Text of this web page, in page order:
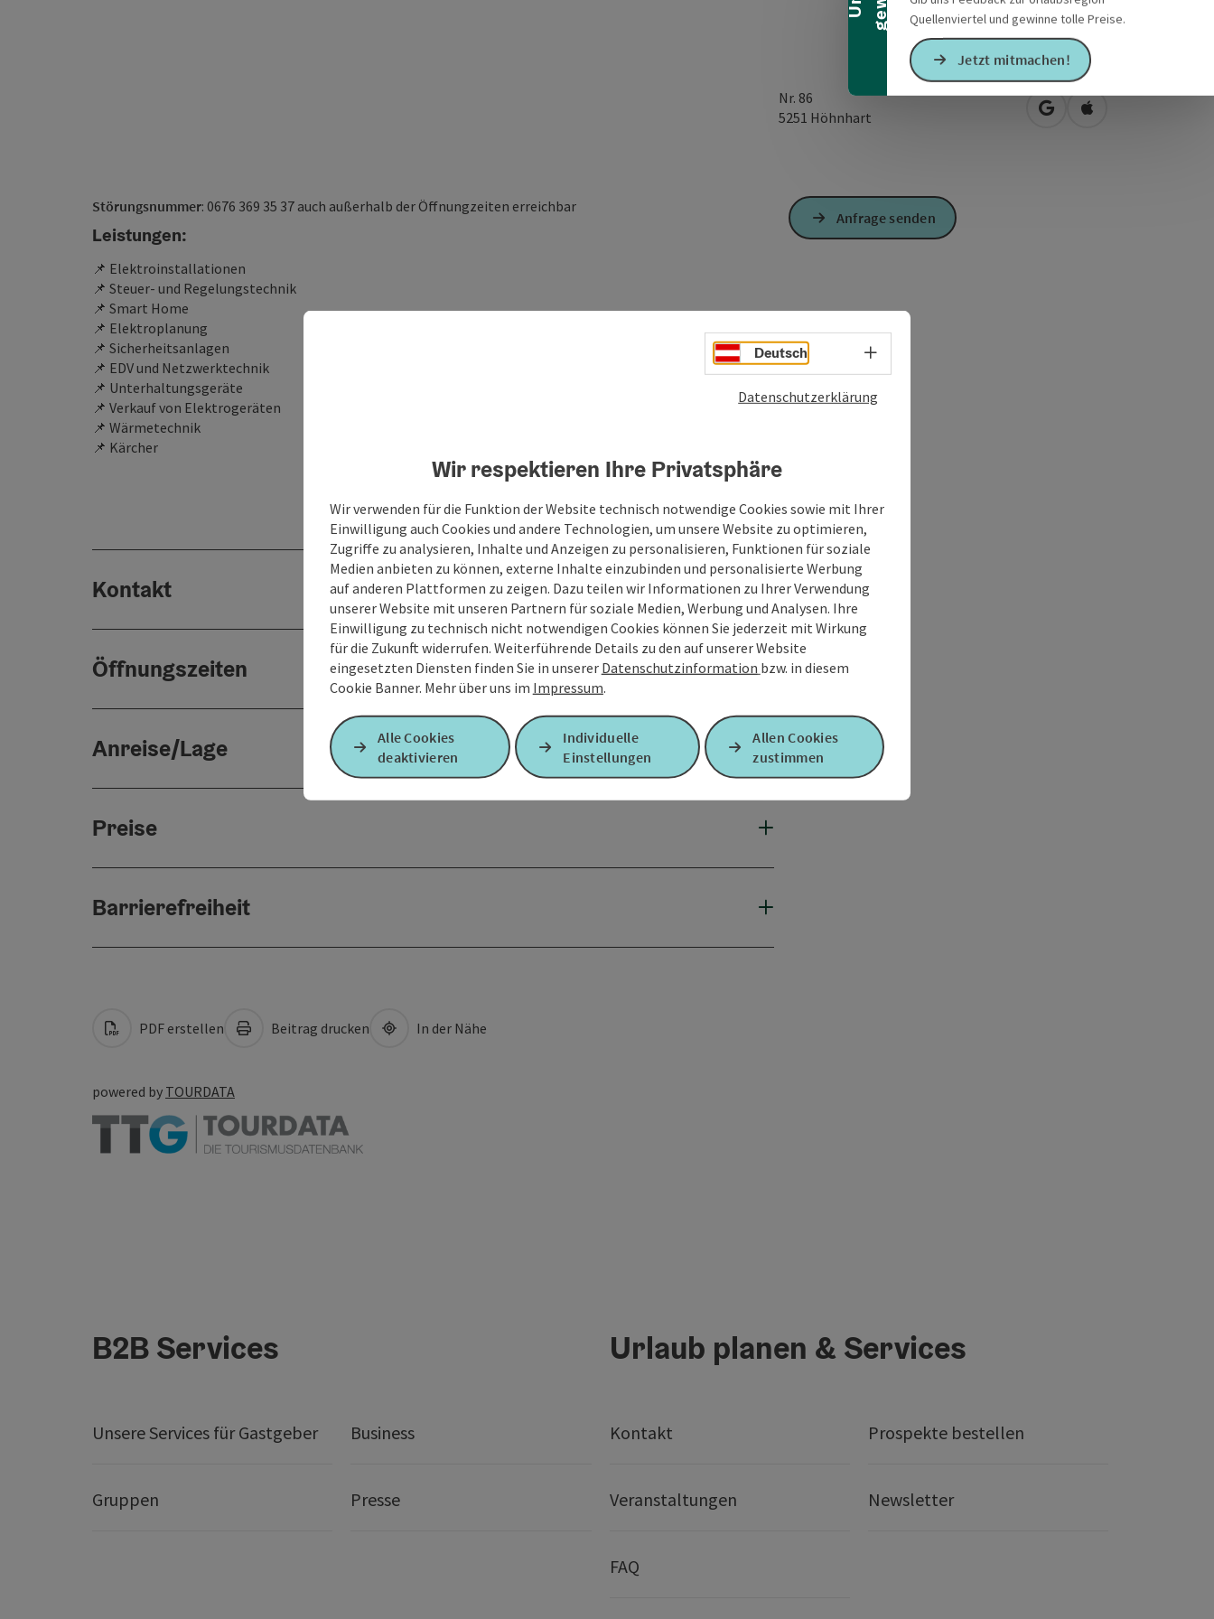
Quellenviertel und gewinne tolle Preise.
Jetzt mitmachen!
Nr. 86
5251 Höhnhart in Google Maps öffnen
in Apple Maps
Störungsnummer: 0676 369 35 37 auch außerhalb der Öffnungzeiten erreichbar
Leistungen:
📌 Elektroinstallationen
📌 Steuer- und Regelungstechnik
📌 Smart Home
📌 Elektroplanung
📌 Sicherheitsanlagen
📌 EDV und Netzwerktechnik
📌 Unterhaltungsgeräte
📌 Verkauf von Elektrogeräten
📌 Wärmetechnik
📌 Kärcher
Kontakt
Öffnungszeiten
Anreise/Lage
Preise
Barrierefreiheit
Anfrage senden
PDF erstellen Beitrag drucken In der Nähe
powered by TOURDATA
B2B Services
Unsere Services für Gastgeber Business
Gruppen Presse
Urlaub planen & Services
Kontakt Prospekte bestellen
Veranstaltungen Newsletter
FAQ
Deutsch Sprachwahl - Menü öffnen
Datenschutzerklärung
Wir respektieren Ihre Privatsphäre
Wir verwenden für die Funktion der Website technisch notwendige Cookies sowie mit Ihrer
Einwilligung auch Cookies und andere Technologien, um unsere Website zu optimieren,
Zugriffe zu analysieren, Inhalte und Anzeigen zu personalisieren, Funktionen für soziale
Medien anbieten zu können, externe Inhalte einzubinden und personalisierte Werbung
auf anderen Plattformen zu zeigen. Dazu teilen wir Informationen zu Ihrer Verwendung
unserer Website mit unseren Partnern für soziale Medien, Werbung und Analysen. Ihre
Einwilligung zu technisch nicht notwendigen Cookies können Sie jederzeit mit Wirkung
für die Zukunft widerrufen. Weiterführende Details zu den auf unserer Website
eingesetzten Diensten finden Sie in unserer Datenschutzinformation bzw. in diesem
Cookie Banner. Mehr über uns im Impressum.
Alle Cookies
deaktivieren
Individuelle
Einstellungen
Allen Cookies
zustimmen